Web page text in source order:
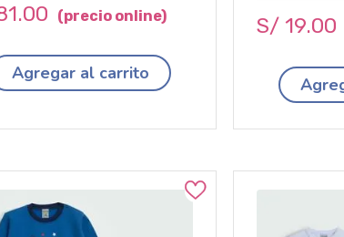
.00
Agregar al carrito
S/ 19.00